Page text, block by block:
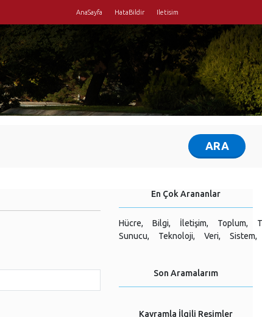
AnaSayfa HataBildir Iletisim
En Çok Arananlar
Hücre, Bilgi, İletişim, Toplum,
Sunucu,
Teknoloji, Veri, Sistem,
Son Aramalarım
Kavramla İlgili Resimler